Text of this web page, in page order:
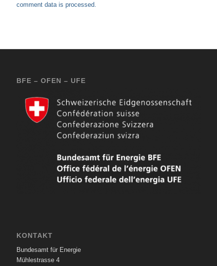
comment data is processed.
BFE – OFEN – UFE
KONTAKT
Bundesamt für Energie
Mühlestrasse 4